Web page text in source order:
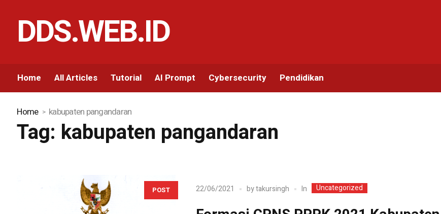
DDS.WEB.ID
Home All Articles Tutorial AI Prompt Cybersecurity Pendidikan
Home kabupaten pangandaran
Tag: kabupaten pangandaran
POST 22/06/2021 bytakursingh In Uncategorized